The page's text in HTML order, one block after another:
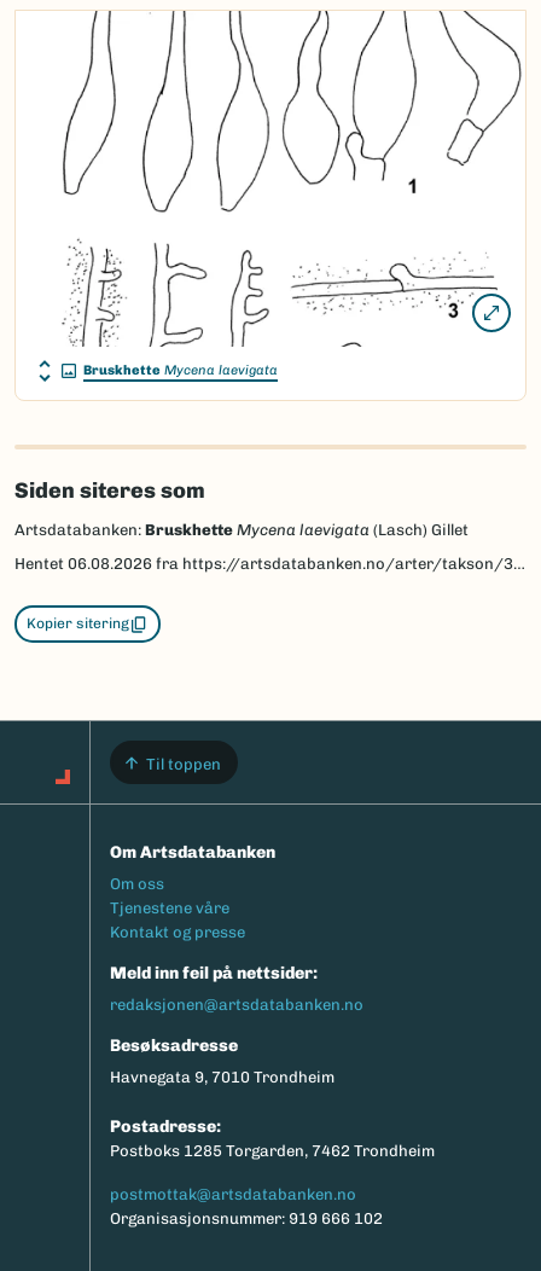
Bruskhette Mycena laevigata
Siden siteres som
Artsdatabanken: Bruskhette Mycena laevigata (Lasch) Gillet
Hentet 06.08.2026 fra https://artsdatabanken.no/arter/takson/36627
Kopier sitering
Til toppen
Om Artsdatabanken
Footermeny
Om oss
Tjenestene våre
Kontakt og presse
Meld inn feil på nettsider:
redaksjonen@artsdatabanken.no
Besøksadresse
Havnegata 9, 7010 Trondheim
Postadresse:
Postboks 1285 Torgarden, 7462 Trondheim
postmottak@artsdatabanken.no
Organisasjonsnummer: 919 666 102